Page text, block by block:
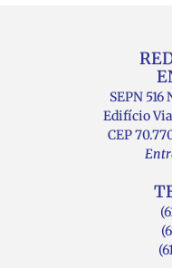
SEPN 516
Edifício
CEP